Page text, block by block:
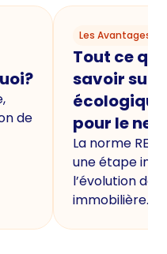
de
Les Avantages
Tout ce
savoir sur
écologique
pour le
La norme
une étape
l’évolution de
immobilière.